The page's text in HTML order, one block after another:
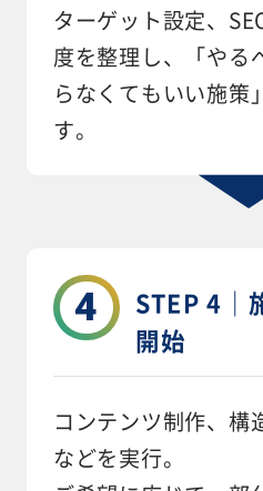
ターゲット設定、
度を整理し、「やる
らなくてもいい施策
す。
4
STEP 4｜
開始
コンテンツ制作、構
などを実行。